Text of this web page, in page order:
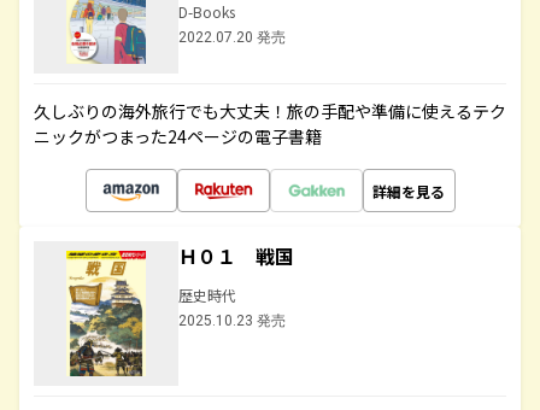
D-Books
2022.07.20 発売
久しぶりの海外旅行でも大丈夫！旅の手配や準備に使えるテク
ニックがつまった24ページの電子書籍
詳細を見る
Ｈ０１ 戦国
歴史時代
2025.10.23 発売